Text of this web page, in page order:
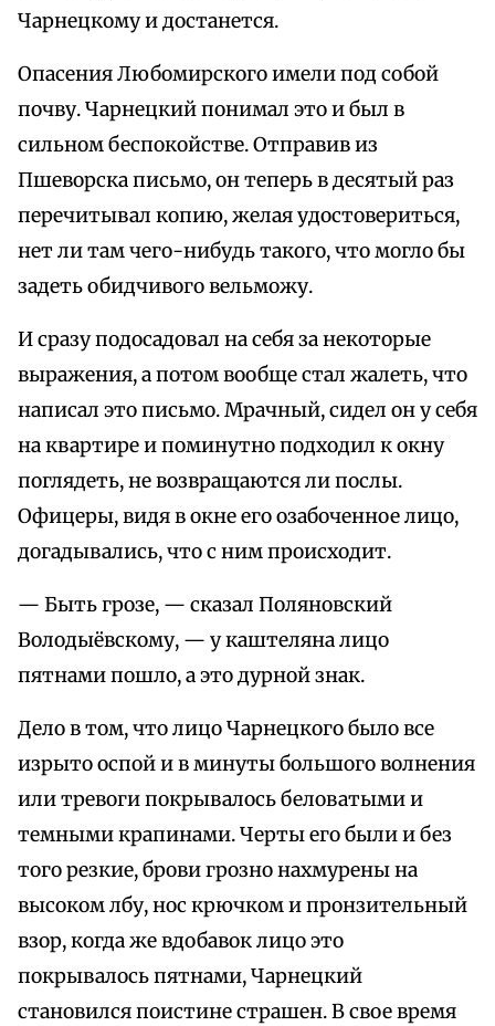
Чарнецкому и достанется.
Опасения Любомирского имели под собой
почву. Чарнецкий понимал это и был в
сильном беспокойстве. Отправив из
Пшеворска письмо, он теперь в десятый раз
перечитывал копию, желая удостовериться,
нет ли там чего-нибудь такого, что могло бы
задеть обидчивого вельможу.
И сразу подосадовал на себя за некоторые
выражения, а потом вообще стал жалеть, что
написал это письмо. Мрачный, сидел он у себя
на квартире и поминутно подходил к окну
поглядеть, не возвращаются ли послы.
Офицеры, видя в окне его озабоченное лицо,
догадывались, что с ним происходит.
— Быть грозе, — сказал Поляновский
Володыёвскому, — у каштеляна лицо
пятнами пошло, а это дурной знак.
Дело в том, что лицо Чарнецкого было все
изрыто оспой и в минуты большого волнения
или тревоги покрывалось беловатыми и
темными крапинами. Черты его были и без
того резкие, брови грозно нахмурены на
высоком лбу, нос крючком и пронзительный
взор, когда же вдобавок лицо это
покрывалось пятнами, Чарнецкий
становился поистине страшен. В свое время